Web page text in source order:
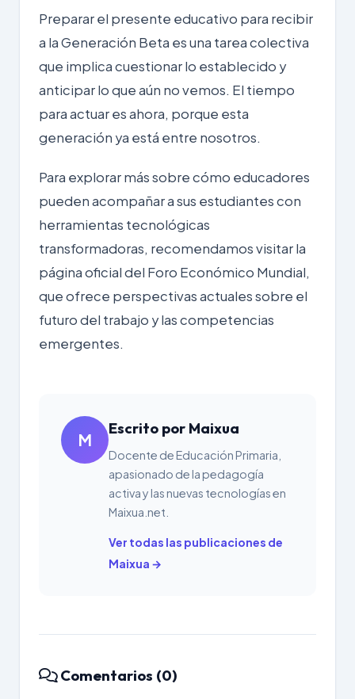
Preparar el presente educativo para recibir
a la Generación Beta es una tarea colectiva
que implica cuestionar lo establecido y
anticipar lo que aún no vemos. El tiempo
para actuar es ahora, porque esta
generación ya está entre nosotros.
Para explorar más sobre cómo educadores
pueden acompañar a sus estudiantes con
herramientas tecnológicas
transformadoras, recomendamos visitar la
página oficial del Foro Económico Mundial,
que ofrece perspectivas actuales sobre el
futuro del trabajo y las competencias
emergentes.
M
Escrito por Maixua
Docente de Educación Primaria,
apasionado de la pedagogía
activa y las nuevas tecnologías en
Maixua.net.
Ver todas las publicaciones de
Maixua →
Comentarios (0)